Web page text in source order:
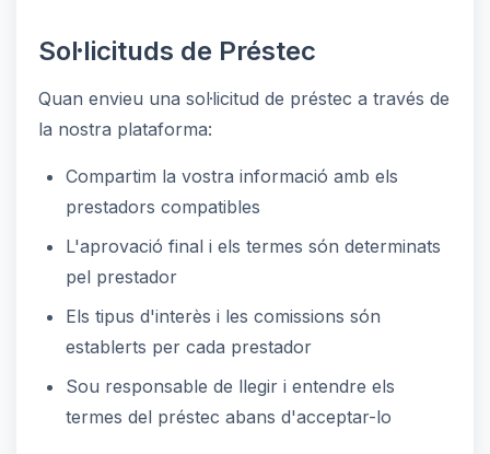
Sol·licituds de Préstec
Quan envieu una sol·licitud de préstec a través de
la nostra plataforma:
Compartim la vostra informació amb els
prestadors compatibles
L'aprovació final i els termes són determinats
pel prestador
Els tipus d'interès i les comissions són
establerts per cada prestador
Sou responsable de llegir i entendre els
termes del préstec abans d'acceptar-lo